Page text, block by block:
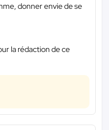
donner envie de se
la rédaction de ce